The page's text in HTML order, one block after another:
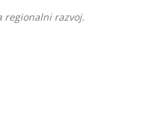
regionalni razvoj.